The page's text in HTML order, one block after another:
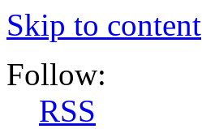
Skip to content
Follow:
RSS